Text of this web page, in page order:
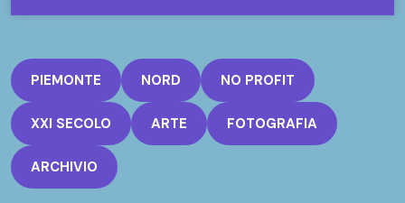
PIEMONTE NORD NO PROFIT
XXI SECOLO ARTE FOTOGRAFIA
ARCHIVIO